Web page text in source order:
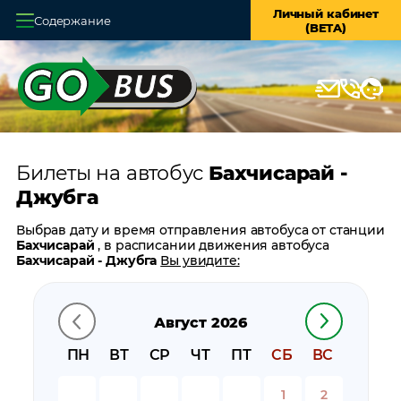
Содержание
Личный кабинет
(BETA)
Главная
О системе
Оплата и доставка
Возврат билетов
Заказ автобуса
Контакты
Билеты на автобус Бахчисарай -
Джубга
Август 2026
ПН
ВТ СР ЧТ ПТ СБ ВС
1 2
Выбрав дату и время отправления автобуса от станции
Бахчисарай, в расписании движения автобуса
Бахчисарай - Джубга Вы увидите:
время прибытия
время в пути
цену билета